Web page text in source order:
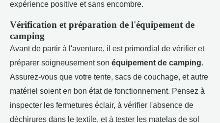
expérience positive et sans encombre.
Vérification et préparation de l'équipement de
camping
Avant de partir à l'aventure, il est primordial de vérifier et
préparer soigneusement son équipement de camping.
Assurez-vous que votre tente, sacs de couchage, et autre
matériel soient en bon état de fonctionnement. Pensez à
inspecter les fermetures éclair, à vérifier l'absence de
déchirures dans le textile, et à tester les matelas de sol